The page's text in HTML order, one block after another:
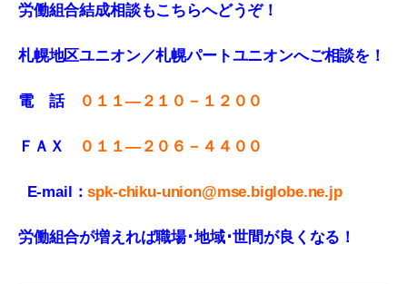
労働組合結成相談もこちらへどうぞ！
札幌地区ユニオン／札幌パートユニオンへご相談を！
電 話 ０１１—２１０－１２００
ＦＡＸ ０１１—２０６－４４００
E-mail：spk-chiku-union@mse.biglobe.ne.jp
労働組合が増えれば職場･地域･世間が良くなる！